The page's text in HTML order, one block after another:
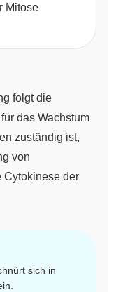
Mitose
folgt die
das Wachstum
zuständig ist,
von
Cytokinese der
sich in